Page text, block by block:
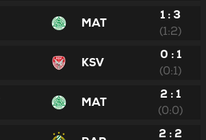
MAT
1 : 3
(1:2)
KSV
0 : 1
(0:1)
MAT
2 : 1
(0:0)
2 : 2